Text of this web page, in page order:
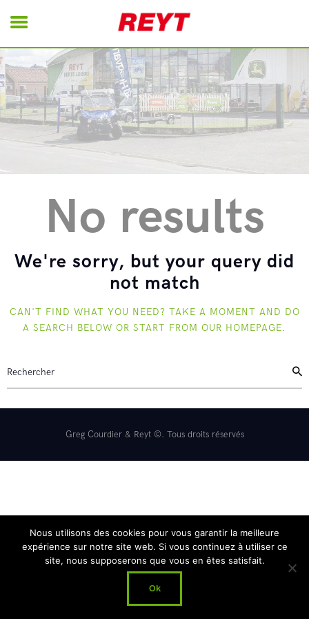
Energie
Motoculture
Matériels Pro
Nettoyage
Tondeuses Robot
Remorques
Occasions
Reyt Offroad
No results
We're sorry, but your query did
not match
CAN'T FIND WHAT YOU NEED? TAKE A MOMENT AND DO
A SEARCH BELOW OR START FROM OUR HOMEPAGE.
Greg Courdier & Reyt ©. Tous droits réservés
Nous utilisons des cookies pour vous garantir la meilleure
expérience sur notre site web. Si vous continuez à utiliser ce
site, nous supposerons que vous en êtes satisfait.
Ok